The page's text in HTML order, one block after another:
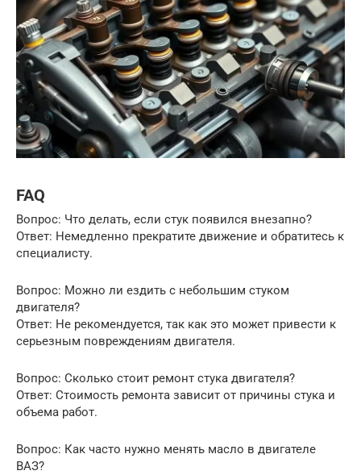
FAQ
Вопрос: Что делать, если стук появился внезапно?
Ответ: Немедленно прекратите движение и обратитесь к
специалисту.
Вопрос: Можно ли ездить с небольшим стуком
двигателя?
Ответ: Не рекомендуется, так как это может привести к
серьезным повреждениям двигателя.
Вопрос: Сколько стоит ремонт стука двигателя?
Ответ: Стоимость ремонта зависит от причины стука и
объема работ.
Вопрос: Как часто нужно менять масло в двигателе
ВАЗ?